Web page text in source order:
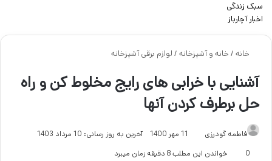
سبک زندگی
اخبار آچارباز
خانه / خانه و آشپزخانه / لوازم برقی آشپزخانه
آشنایی با خرابی های رایج مخلوط کن و راه
حل برطرف کردن آنها
فاطمه گودرزی 11 مهر 1400
آخرین به روز رسانی: 10 مرداد 1403
0
خواندن این مطلب 8 دقیقه زمان میبرد